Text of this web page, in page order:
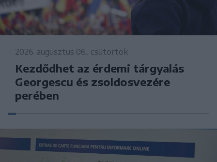
2026. augusztus 06., csütörtök
Kezdődhet az érdemi tárgyalás
Georgescu és zsoldosvezére
perében